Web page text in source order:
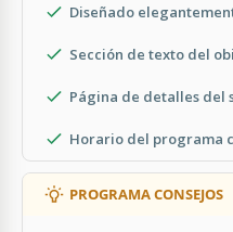
Diseñado
Sección de texto del
Página de detalles del
Horario del programa
PROGRAMA CONSEJOS